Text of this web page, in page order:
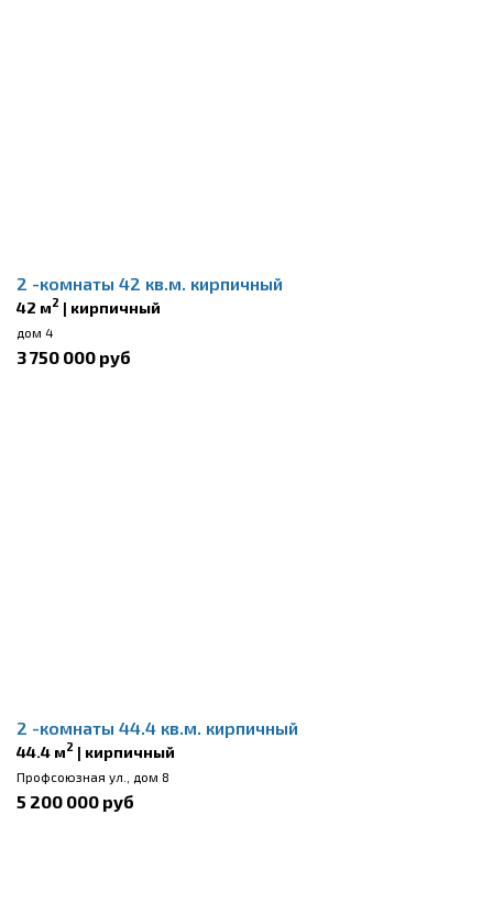
2 -комнаты 42 кв.м. кирпичный
42 м2 | кирпичный
дом 4
3 750 000 руб
2 -комнаты 44.4 кв.м. кирпичный
44.4 м2 | кирпичный
Профсоюзная ул., дом 8
5 200 000 руб